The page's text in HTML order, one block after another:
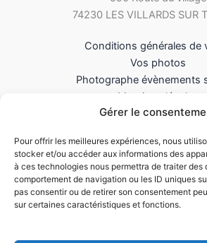
Gérer le
Pour offrir les meilleures expériences, nous
stocker et/ou accéder aux informations des
à ces technologies nous permettra de traiter des
comportement de navigation ou les ID uniques
pas consentir ou de retirer son consentement
sur certaines caractéristiques et fonctions.
74230 LES VILLARDS SUR
Conditions générales de
Vos photos
Photographe évènements
Mentions légales
Mes
Politique de cookies